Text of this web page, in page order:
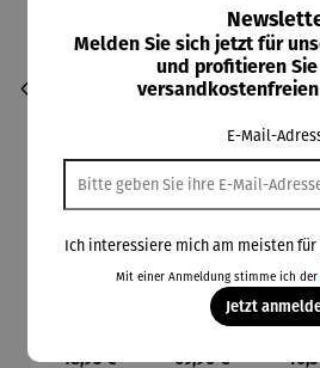
Ø 80 cm
Regulärer Preis:
48,93 €
Bodenplat
te für
rund Ø 70
Regulärer Preis:
69,90 €
Melden Sie sich jetzt für
und profitieren
E-Mail-
Ich interessiere mich am meisten für
Mit einer Anmeldung stimme ich der
Jetzt